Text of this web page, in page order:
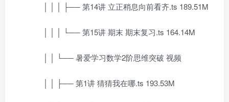
│ │ │ ├── 第14讲 立正稍息向前看齐.ts 189.51M
│ │ │ └── 第15讲 期末 期末复习.ts 164.14M
│ │ └── 暑爱学习数学2阶思维突破 视频
│ │ ├── 第1讲 猜猜我在哪.ts 193.53M